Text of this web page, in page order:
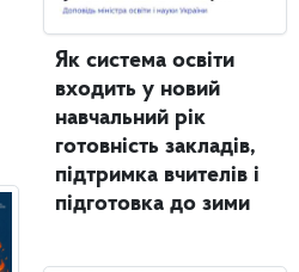
Як система освіти
входить у новий
навчальний рік
готовність закладів,
підтримка вчителів і
підготовка до зими